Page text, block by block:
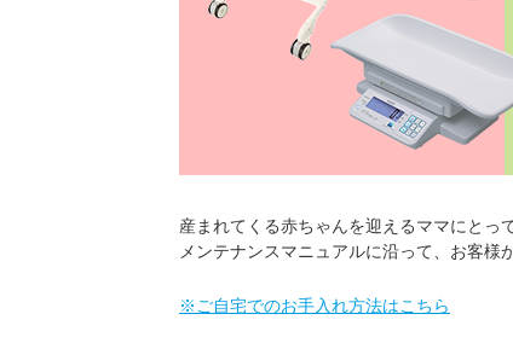
産まれてくる赤ちゃんを迎えるママにとっ
メンテナンスマニュアルに沿って、お客
※ご自宅でのお手入れ方法はこちら